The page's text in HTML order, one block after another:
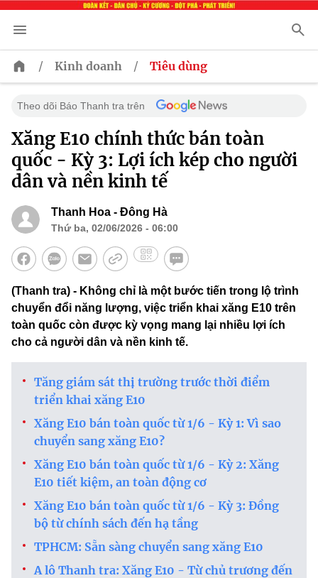
/ Kinh doanh / Tiêu dùng
Theo dõi Báo Thanh tra trên
Xăng E10 chính thức bán toàn
quốc - Kỳ 3: Lợi ích kép cho người
dân và nền kinh tế
Thanh Hoa - Đông Hà
Thứ ba, 02/06/2026 - 06:00
(Thanh tra) - Không chỉ là một bước tiến trong lộ trình
chuyển đổi năng lượng, việc triển khai xăng E10 trên
toàn quốc còn được kỳ vọng mang lại nhiều lợi ích
cho cả người dân và nền kinh tế.
Tăng giám sát thị trường trước thời điểm
triển khai xăng E10
Xăng E10 bán toàn quốc từ 1/6 - Kỳ 1: Vì sao
chuyển sang xăng E10?
Xăng E10 bán toàn quốc từ 1/6 - Kỳ 2: Xăng
E10 tiết kiệm, an toàn động cơ
Xăng E10 bán toàn quốc từ 1/6 - Kỳ 3: Đồng
bộ từ chính sách đến hạ tầng
TPHCM: Sẵn sàng chuyển sang xăng E10
A lô Thanh tra: Xăng E10 - Từ chủ trương đến